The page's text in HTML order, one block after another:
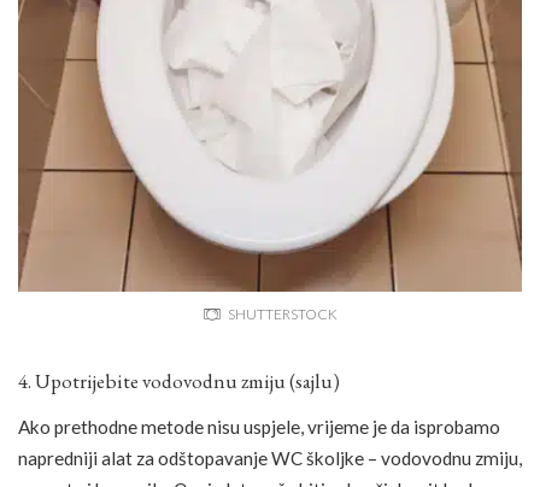
SHUTTERSTOCK
4. Upotrijebite vodovodnu zmiju (sajlu)
Ako prethodne metode nisu uspjele, vrijeme je da isprobamo
napredniji alat za odštopavanje WC školjke – vodovodnu zmiju,